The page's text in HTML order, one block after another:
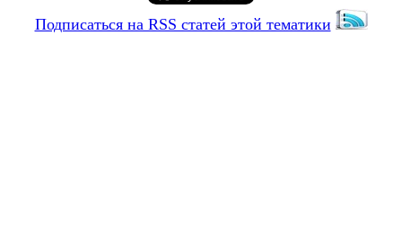
Подписаться на RSS статей этой тематики